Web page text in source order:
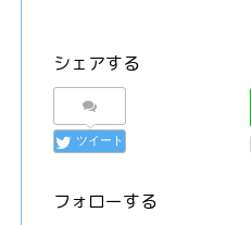
シェアする
ツイート
フォローする